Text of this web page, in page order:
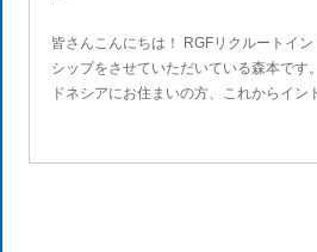
皆さんこんにちは！ RGFリクルートイ
シップをさせていただいている森本で
ドネシアにお住まいの方、これからイン